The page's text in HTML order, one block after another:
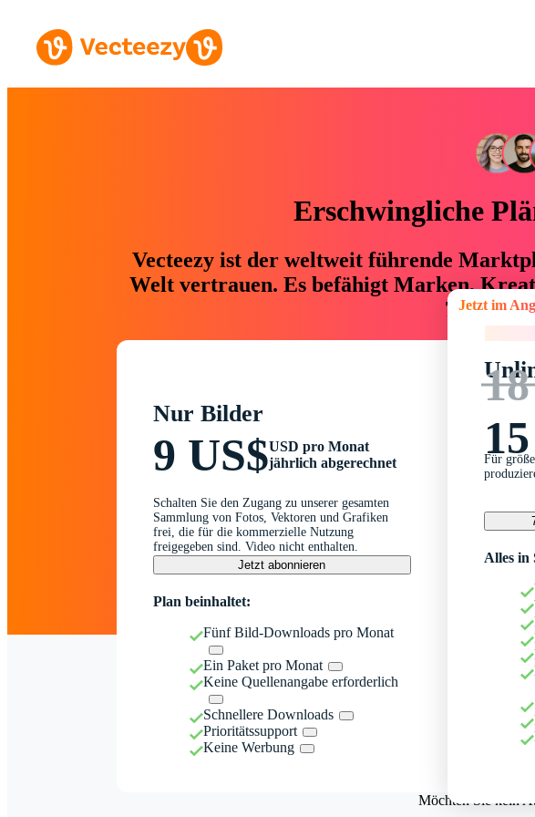
Erschwingliche
Vecteezy ist der weltweit führende
Welt vertrauen. Es befähigt Marken,
76 % an
Nur Bilder
9 US$USD pro Monat
jährlich abgerechnet
Schalten Sie den Zugang zu unserer gesamten
Sammlung von Fotos, Vektoren und Grafiken
frei, die für die kommerzielle Nutzung
freigegeben sind. Video nicht enthalten.
Jetzt abonnieren
Plan beinhaltet:
Fünf Bild-Downloads pro Monat
Ein Paket pro Monat
Keine Quellenangabe erforderlich
Schnellere Downloads
Prioritätssupport
Keine Werbung
Jetzt im
Für
Alles in
Möchten Sie kein